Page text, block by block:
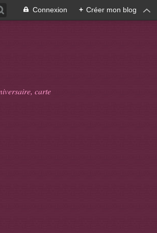
Connexion + Créer mon blog
carte